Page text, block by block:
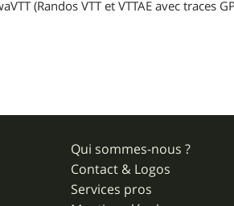
(Randos VTT et VTTAE avec traces
Qui sommes-nous ?
Contact & Logos
Services pros